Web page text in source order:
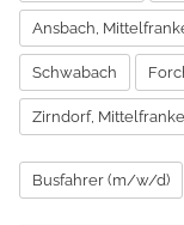
Ansbach,
Schwabach
Zirndorf,
Busfahrer (m/w/d)